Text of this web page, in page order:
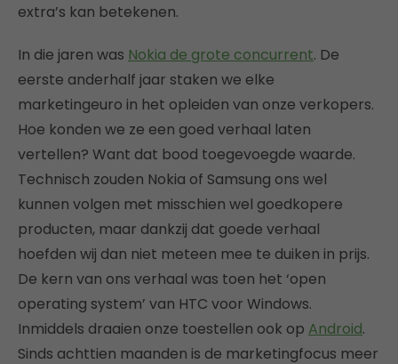
extra’s kan betekenen.
In die jaren was Nokia de grote concurrent. De
eerste anderhalf jaar staken we elke
marketingeuro in het opleiden van onze verkopers.
Hoe konden we ze een goed verhaal laten
vertellen? Want dat bood toegevoegde waarde.
Technisch zouden Nokia of Samsung ons wel
kunnen volgen met misschien wel goedkopere
producten, maar dankzij dat goede verhaal
hoefden wij dan niet meteen mee te duiken in prijs.
De kern van ons verhaal was toen het ‘open
operating system’ van HTC voor Windows.
Inmiddels draaien onze toestellen ook op Android.
Sinds achttien maanden is de marketingfocus meer